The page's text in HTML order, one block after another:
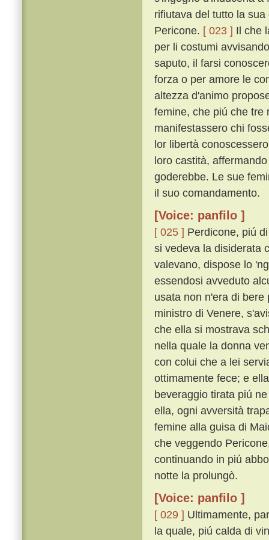
rifiutava del tutto la
Pericone. [ 023 ] Il che
per li costumi
saputo, il farsi
forza o per amore le
altezza d'animo
femine, che piú che tre
manifestassero chi
lor libertà
loro castità,
goderebbe. Le sue
il suo comandamento.
[Voice: panfilo ]
[ 025 ] Perdicone, piú
si vedeva la disiderata
valevano, dispose lo
essendosi avveduto
usata non n'era di
ministro di Venere,
che ella si mostrava
nella quale la donna
con colui che a lei
ottimamente fece; e
beveraggio tirata piú
ella, ogni avversità
femine alla guisa di
che veggendo
continuando in piú
notte la prolungò.
[Voice: panfilo ]
[ 029 ] Ultimamente,
la quale, piú calda di